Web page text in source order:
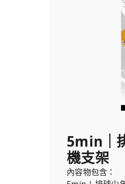
5min｜
機支架
內容物包含：